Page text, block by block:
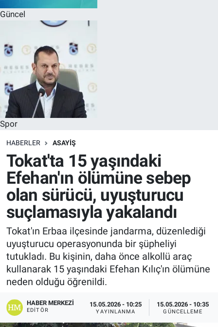
Güncel
Spor
HABERLER ASAYIŞ
Tokat'ta 15 yaşındaki
Efehan'ın ölümüne sebep
olan sürücü, uyuşturucu
suçlamasıyla yakalandı
Tokat'ın Erbaa ilçesinde jandarma, düzenlediği
uyuşturucu operasyonunda bir şüpheliyi
tutukladı. Bu kişinin, daha önce alkollü araç
kullanarak 15 yaşındaki Efehan Kılıç'ın ölümüne
neden olduğu öğrenildi.
HABER MERKEZI
EDITÖR
15.05.2026 - 10:25
YAYINLANMA
15.05.2026 - 10:35
GÜNCELLEME